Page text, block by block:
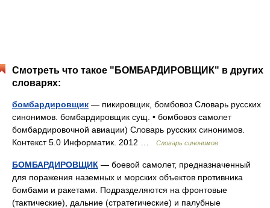
Смотреть что такое "БОМБАРДИРОВЩИК" в других
словарях:
бомбардировщик — пикировщик, бомбовоз Словарь русских
синонимов. бомбардировщик сущ. • бомбовоз самолет
бомбардировочной авиации) Словарь русских синонимов.
Контекст 5.0 Информатик. 2012 …
Словарь синонимов
БОМБАРДИРОВЩИК — боевой самолет, предназначенный
для поражения наземных и морских объектов противника
бомбами и ракетами. Подразделяются на фронтовые
(тактические), дальние (стратегические) и палубные